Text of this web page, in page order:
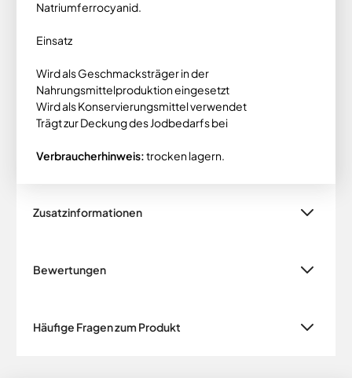
Natriumferrocyanid.
Einsatz
Wird als Geschmacksträger in der
Nahrungsmittelproduktion eingesetzt
Wird als Konservierungsmittel verwendet
Trägt zur Deckung des Jodbedarfs bei
Verbraucherhinweis:trocken lagern.
Zusatzinformationen
Bewertungen
Häufige Fragen zum Produkt